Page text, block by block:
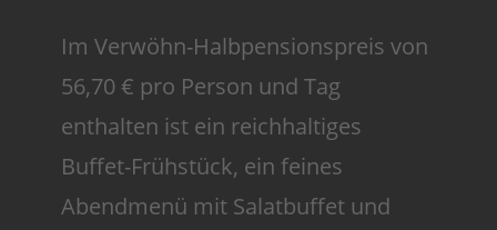
Im Verwöhn-Halbpensionspreis von
56,70 € pro Person und Tag
enthalten ist ein reichhaltiges
Buffet-Frühstück, ein feines
Abendmenü mit Salatbuffet und